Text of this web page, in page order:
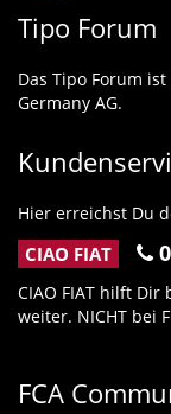
Tipo Forum
Das Tipo Forum
Germany AG.
Hier erreichst Du
CIAO FIAT
CIAO FIAT hilft
weiter. NICHT bei
FCA